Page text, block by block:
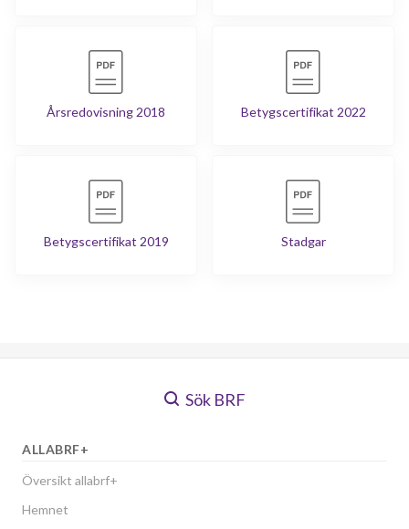
Årsredovisning 2018 Betygscertifikat 2022
Betygscertifikat 2019 Stadgar
Sök BRF
ALLABRF+
Översikt allabrf+
Hemnet